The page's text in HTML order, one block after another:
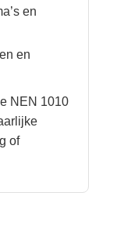
en
en
NEN 1010
of